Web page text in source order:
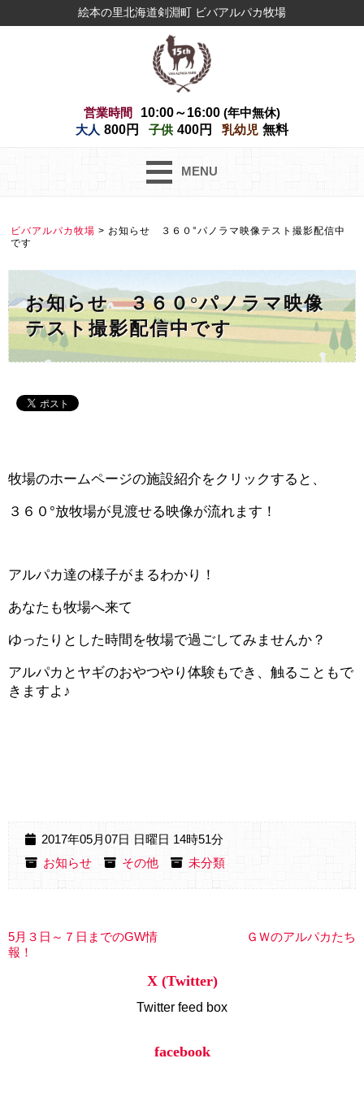
絵本の里北海道剣淵町 ビバアルパカ牧場
営業時間 10:00～16:00 (年中無休)
大人 800円 子供 400円 乳幼児 無料
MENU
ビバアルパカ牧場 > お知らせ ３６０°パノラマ映像テスト撮影配信中
です
お知らせ ３６０°パノラマ映像
テスト撮影配信中です
牧場のホームページの施設紹介をクリックすると、
３６０°放牧場が見渡せる映像が流れます！
アルパカ達の様子がまるわかり！
あなたも牧場へ来て
ゆったりとした時間を牧場で過ごしてみませんか？
アルパカとヤギのおやつやり体験もでき、触ることもで
きますよ♪
2017年05月07日 日曜日 14時51分
お知らせ
その他 未分類
5月３日～７日までのGW情
報！
ＧＷのアルパカたち
X (Twitter)
Twitter feed box
facebook